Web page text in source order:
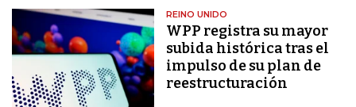
REINO UNIDO
WPP registra su mayor
subida histórica tras el
impulso de su plan de
reestructuración